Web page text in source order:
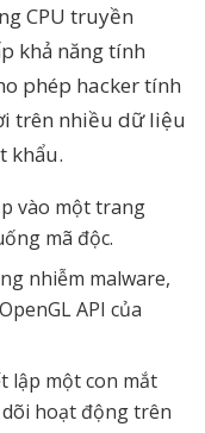
CPU truyền
khả năng tính
phép hacker tính
trên nhiều dữ liệu
khẩu.
vào một trang
mã độc.
nhiễm malware,
API của
lập một con mắt
hoạt động trên